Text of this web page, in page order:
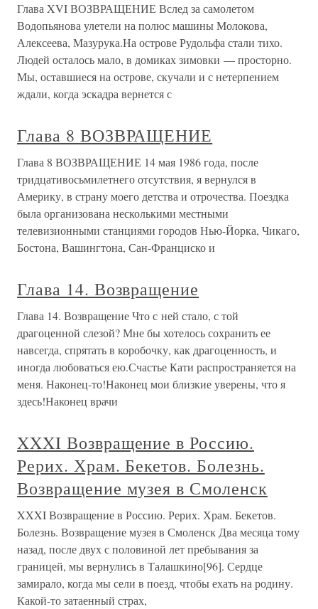
Глава XVI ВОЗВРАЩЕНИЕ Вслед за самолетом
Водопьянова улетели на полюс машины Молокова,
Алексеева, Мазурука.На острове Рудольфа стали тихо.
Людей осталось мало, в домиках зимовки — просторно.
Мы, оставшиеся на острове, скучали и с нетерпением
ждали, когда эскадра вернется с
Глава 8 ВОЗВРАЩЕНИЕ
Глава 8 ВОЗВРАЩЕНИЕ 14 мая 1986 года, после
тридцативосьмилетнего отсутствия, я вернулся в
Америку, в страну моего детства и отрочества. Поездка
была организована несколькими местными
телевизионными станциями городов Нью-Йорка, Чикаго,
Бостона, Вашингтона, Сан-Франциско и
Глава 14. Возвращение
Глава 14. Возвращение Что с ней стало, с той
драгоценной слезой? Мне бы хотелось сохранить ее
навсегда, спрятать в коробочку, как драгоценность, и
иногда любоваться ею.Счастье Кати распространяется на
меня. Наконец-то!Наконец мои близкие уверены, что я
здесь!Наконец врачи
XXXI Возвращение в Россию.
Рерих. Храм. Бекетов. Болезнь.
Возвращение музея в Смоленск
XXXI Возвращение в Россию. Рерих. Храм. Бекетов.
Болезнь. Возвращение музея в Смоленск Два месяца тому
назад, после двух с половиной лет пребывания за
границей, мы вернулись в Талашкино[96]. Сердце
замирало, когда мы сели в поезд, чтобы ехать на родину.
Какой-то затаенный страх,